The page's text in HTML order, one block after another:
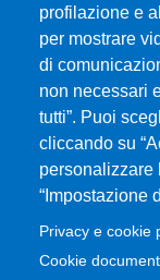
profilazione e
per mostrare
di
non necessari
tutti”. Puoi
cliccando su
personalizzare
“Impostazione
Privacy e cookie
Cookie
Università degli
Piazza Pugliatti,
Cod. Fiscale
P.IVA
Centralino: 090
MENÙ SOCIAL
MENÙ FOOTER 1
Accessibilità
Privacy e cookie